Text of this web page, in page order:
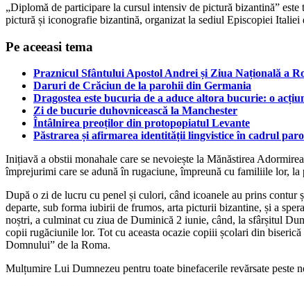
„Diplomă de participare la cursul intensiv de pictură bizantină”
pictură și iconografie bizantină, organizat la sediul Episcopiei
Pe aceeasi tema
Praznicul Sfântului Apostol Andrei și Ziua Națională a
Daruri de Crăciun de la parohii din Germania
Dragostea este bucuria de a aduce altora bucurie: o
Zi de bucurie duhovnicească la Manchester
Întâlnirea preoților din protopopiatul Levante
Păstrarea și afirmarea identității lingvistice în cadrul
Inițiavă a obstii monahale care se nevoiește la Mănăstirea
împrejurimi care se adună în rugaciune, împreună cu familiile lor,
După o zi de lucru cu penel și culori, când icoanele au prins
departe, sub forma iubirii de frumos, arta picturii bizantine, și a
noștri, a culminat cu ziua de Duminică 2 iunie, când, la sfârșitul
copii rugăciunile lor. Tot cu aceasta ocazie copiii școlari din
Domnului” de la Roma.
Mulțumire Lui Dumnezeu pentru toate binefacerile revărsate